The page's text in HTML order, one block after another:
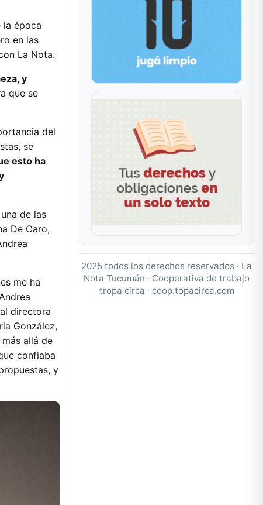
la época
en las
La Nota.
y
que se
del
se
esto ha
de las
De Caro,
me ha
directora
González,
allá de
confiaba
y
2025 todos los derechos reservados · La
Nota Tucumán · Cooperativa de trabajo
tropa circa · coop.topacirca.com